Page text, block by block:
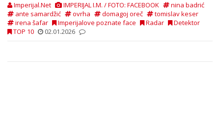
Imperijal.Net IMPERIJAL I.M. / FOTO: FACEBOOK
nina badrić
ante samardžić
ovrha domagoj oreč
tomislav keser
irena šafar
Imperijalove poznate face Radar
Detektor
TOP 10
02.01.2026